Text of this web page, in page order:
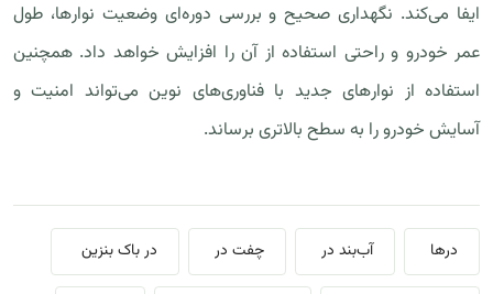
ایفا می‌کند. نگهداری صحیح و بررسی دوره‌ای وضعیت نوارها، طول
عمر خودرو و راحتی استفاده از آن را افزایش خواهد داد. همچنین
استفاده از نوارهای جدید با فناوری‌های نوین می‌تواند امنیت و
آسایش خودرو را به سطح بالاتری برساند.
درها آب‌بند در چفت در در باک بنزین